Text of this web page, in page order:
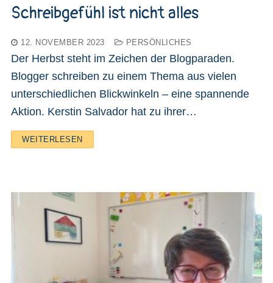
Schreibgefühl ist nicht alles
12. NOVEMBER 2023 PERSÖNLICHES
Der Herbst steht im Zeichen der Blogparaden.
Blogger schreiben zu einem Thema aus vielen
unterschiedlichen Blickwinkeln – eine spannende
Aktion. Kerstin Salvador hat zu ihrer…
WEITERLESEN